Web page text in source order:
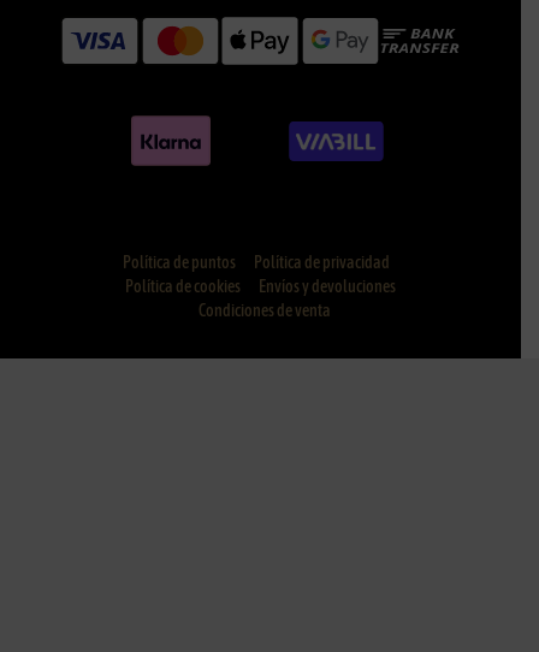
Política de puntos
Política de privacidad
Política de cookies
Envíos y devoluciones
Condiciones de venta